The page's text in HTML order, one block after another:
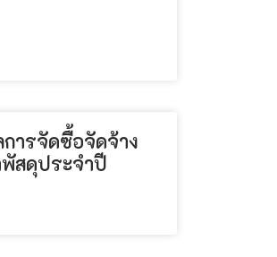
การจัดซื้อจัดจ้าง
สดุประจําปี